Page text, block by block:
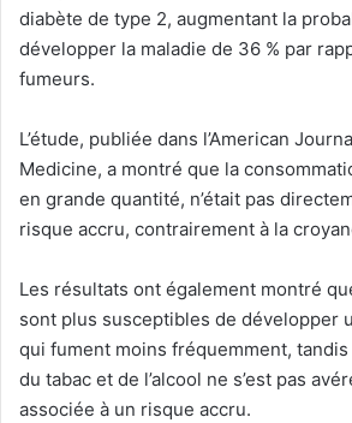
diabète de type 2, augmentant la
développer la maladie de 36 % par
fumeurs.
L’étude, publiée dans l’American
Medicine, a montré que la
en grande quantité, n’était pas
risque accru, contrairement à la
Les résultats ont également montré
sont plus susceptibles de développer
qui fument moins fréquemment,
du tabac et de l’alcool ne s’est pas
associée à un risque accru.